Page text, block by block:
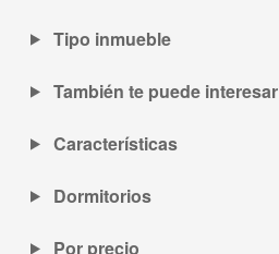
Tipo inmueble
También te puede interesar
Características
Dormitorios
Por precio